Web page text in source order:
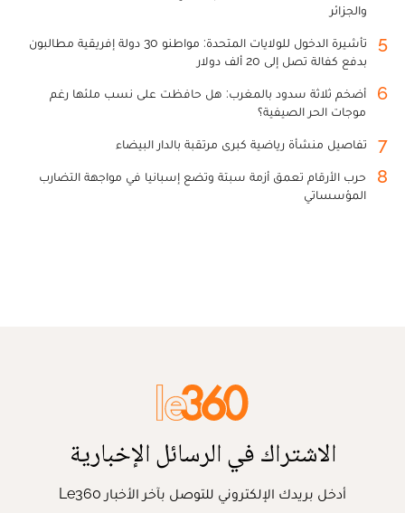
والجزائر
5
تأشيرة الدخول للولايات المتحدة: مواطنو 30 دولة إفريقية مطالبون
بدفع كفالة تصل إلى 20 ألف دولار
6
أضخم ثلاثة سدود بالمغرب: هل حافظت على نسب ملئها رغم
موجات الحر الصيفية؟
7 تفاصيل منشأة رياضية كبرى مرتقبة بالدار البيضاء
8
حرب الأرقام تعمق أزمة سبتة وتضع إسبانيا في مواجهة التضارب
المؤسساتي
الاشتراك في الرسائل الإخبارية
أدخل بريدك الإلكتروني للتوصل بآخر الأخبار Le360